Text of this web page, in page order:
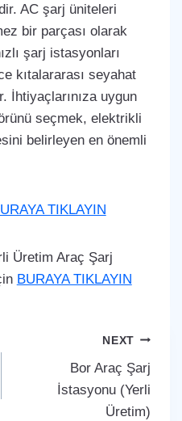
AC şarj üniteleri
bir parçası olarak
şarj istasyonları
kıtalararası seyahat
İhtiyaçlarınıza uygun
seçmek, elektrikli
belirleyen en önemli
TIKLAYIN
Üretim Araç Şarj
BURAYA TIKLAYIN
NEXT
Bor Araç Şarj
İstasyonu (Yerli
Üretim)